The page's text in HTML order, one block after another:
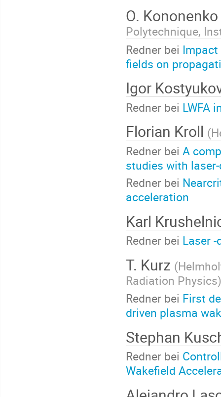
O. Kononenko
Polytechnique,
Redner bei
fields on
Igor
Redner bei LWFA
Florian Kroll (
Redner bei A
studies with
Redner bei
acceleration
Karl
Redner bei Laser
T. Kurz (
Radiation Physics)
Redner bei First
driven plasma
Stephan
Redner bei
Wakefield